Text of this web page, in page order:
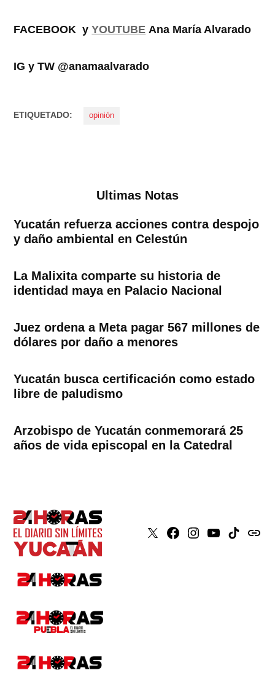
FACEBOOK yYOUTUBE Ana María Alvarado
IG y TW @anamaalvarado
ETIQUETADO: opinión
Ultimas Notas
Yucatán refuerza acciones contra despojo
y daño ambiental en Celestún
La Malixita comparte su historia de
identidad maya en Palacio Nacional
Juez ordena a Meta pagar 567 millones de
dólares por daño a menores
Yucatán busca certificación como estado
libre de paludismo
Arzobispo de Yucatán conmemorará 25
años de vida episcopal en la Catedral
X Faceboook
Instagram
YoutubeTiktokissuu